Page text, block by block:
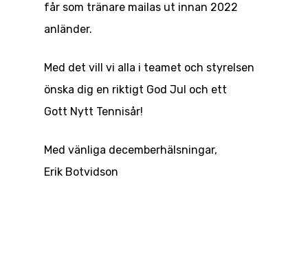
får som tränare mailas ut innan 2022
anländer.
Med det vill vi alla i teamet och styrelsen
önska dig en riktigt God Jul och ett
Gott Nytt Tennisår!
Med vänliga decemberhälsningar,
Erik Botvidson